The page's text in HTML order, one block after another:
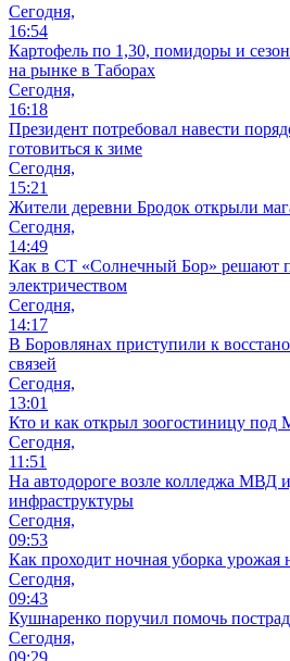
Сегодня,
16:54
Картофель по 1,30, помидоры и
на рынке в Таборах
Сегодня,
16:18
Президент потребовал навести
готовиться к зиме
Сегодня,
15:21
Жители деревни Бродок открыли
Сегодня,
14:49
Как в СТ «Солнечный Бор» решают
электричеством
Сегодня,
14:17
В Боровлянах приступили к
связей
Сегодня,
13:01
Кто и как открыл зоогостиницу под
Сегодня,
11:51
На автодороге возле колледжа МВД
инфраструктуры
Сегодня,
09:53
Как проходит ночная уборка
Сегодня,
09:43
Кушнаренко поручил помочь
Сегодня,
09:29